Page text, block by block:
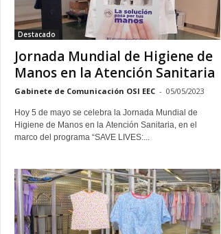
Destacado
Jornada Mundial de Higiene de
Manos en la Atención Sanitaria
Gabinete de Comunicación OSI EEC - 05/05/2023
Hoy 5 de mayo se celebra la Jornada Mundial de
Higiene de Manos en la Atención Sanitaria, en el
marco del programa “SAVE LIVES:...